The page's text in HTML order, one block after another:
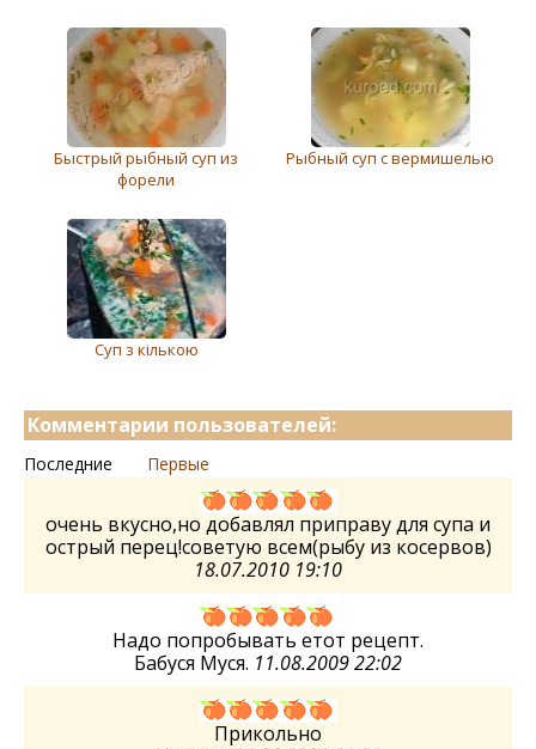
Быстрый рыбный суп из
форели
Рыбный суп с вермишелью
Суп з кількою
Комментарии пользователей:
Последние Первые
очень вкусно,но добавлял приправу для супа и
острый перец!советую всем(рыбу из косервов)
18.07.2010 19:10
Надо попробывать етот рецепт.
Бабуся Муся. 11.08.2009 22:02
Прикольно